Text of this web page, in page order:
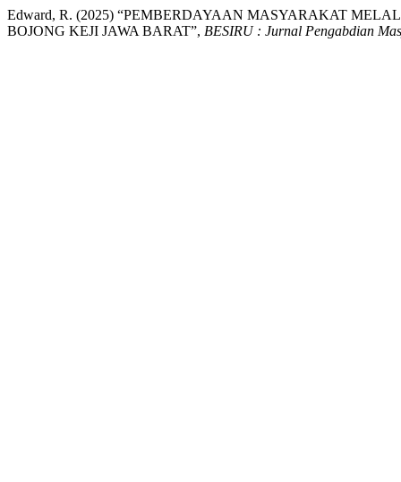
Edward, R. (2025) “PEMBERDAYAAN MASYARAKAT
BOJONG KEJI JAWA BARAT”, BESIRU : Jurnal Pengabdian